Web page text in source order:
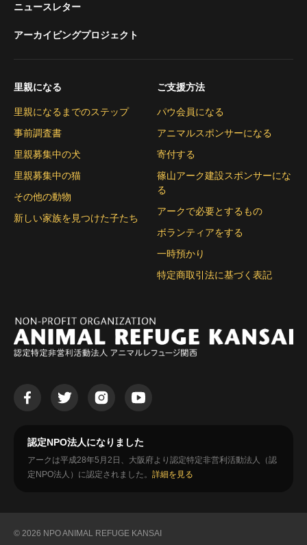
ニュースレター
アーカイビングプロジェクト
里親になる
里親になるまでのステップ
事前調査書
里親募集中の犬
里親募集中の猫
その他の動物
新しい家族を見つけた子たち
ご支援方法
パウ会員になる
アニマルスポンサーになる
寄付する
篠山アーク建設スポンサーにな
る
アークで必要とするもの
ボランティアをする
一時預かり
特定商取引法に基づく表記
認定NPO法人になりました
アークは平成28年5月2日、大阪府より認定特定非営利活動法人（認
定NPO法人）に認定されました。 詳細を見る
© 2026 NPO ANIMAL REFUGE KANSAI